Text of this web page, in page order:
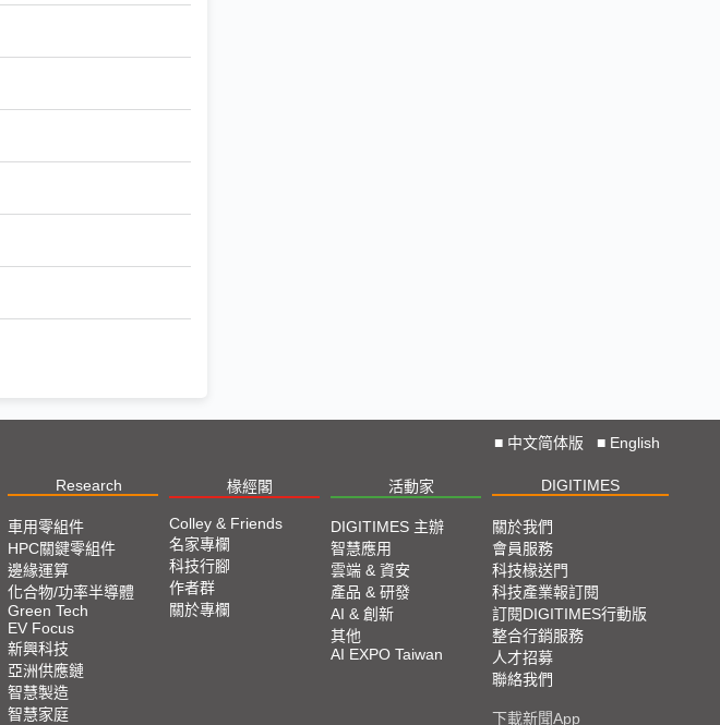
■ 中文简体版 ■ English
Research 椽經閣 活動家 DIGITIMES
車用零組件
HPC關鍵零組件
邊緣運算
化合物/功率半導體
Green Tech
EV Focus
新興科技
亞洲供應鏈
智慧製造
智慧家庭
Colley & Friends
名家專欄
科技行腳
作者群
關於專欄
DIGITIMES 主辦
智慧應用
雲端 & 資安
產品 & 研發
AI & 創新
其他
AI EXPO Taiwan
關於我們
會員服務
科技椽送門
科技產業報訂閱
訂閱DIGITIMES行動版
整合行銷服務
人才招募
聯絡我們
下載新聞App